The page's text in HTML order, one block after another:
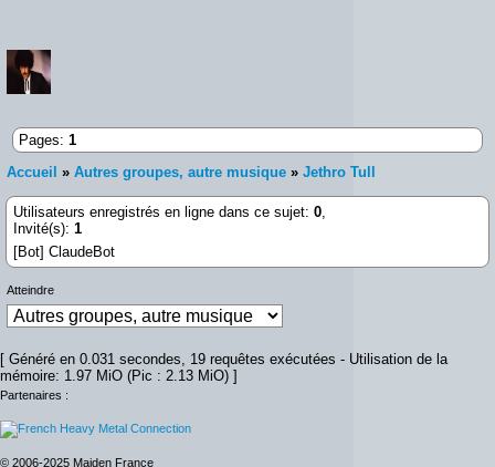
Pages: 1
Accueil » Autres groupes, autre musique » Jethro Tull
Utilisateurs enregistrés en ligne dans ce sujet: 0
Invité(s): 1
[Bot] ClaudeBot
Atteindre
[ Généré en 0.031 secondes, 19 requêtes exécutées - Utilisation de la
mémoire: 1.97 MiO (Pic : 2.13 MiO) ]
Partenaires :
© 2006-2025 Maiden France